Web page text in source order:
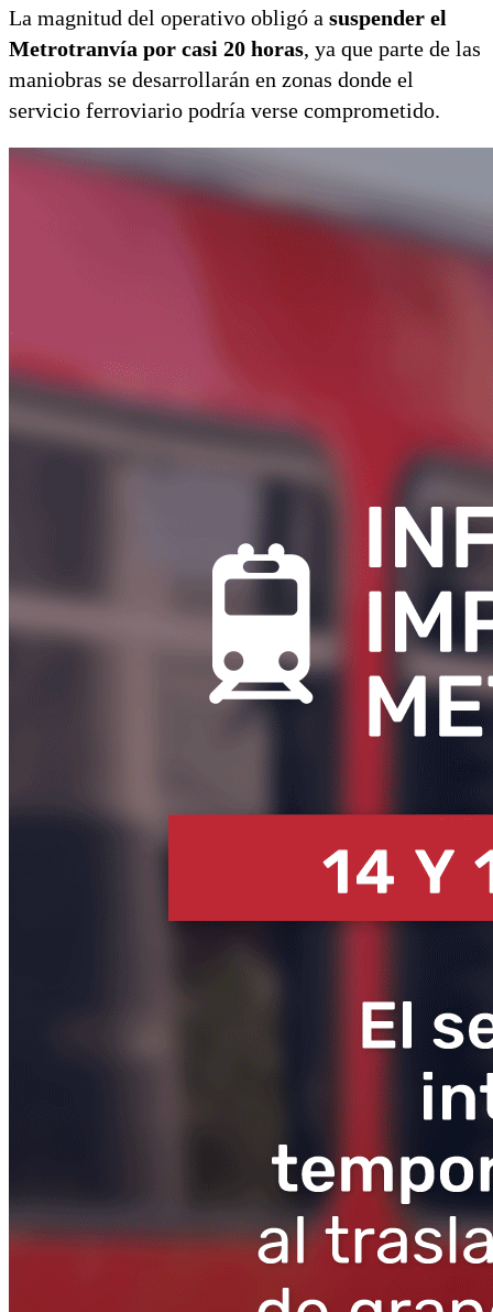
La magnitud del operativo obligó a suspender el
Metrotranvía por casi 20 horas, ya que parte de las
maniobras se desarrollarán en zonas donde el
servicio ferroviario podría verse comprometido.